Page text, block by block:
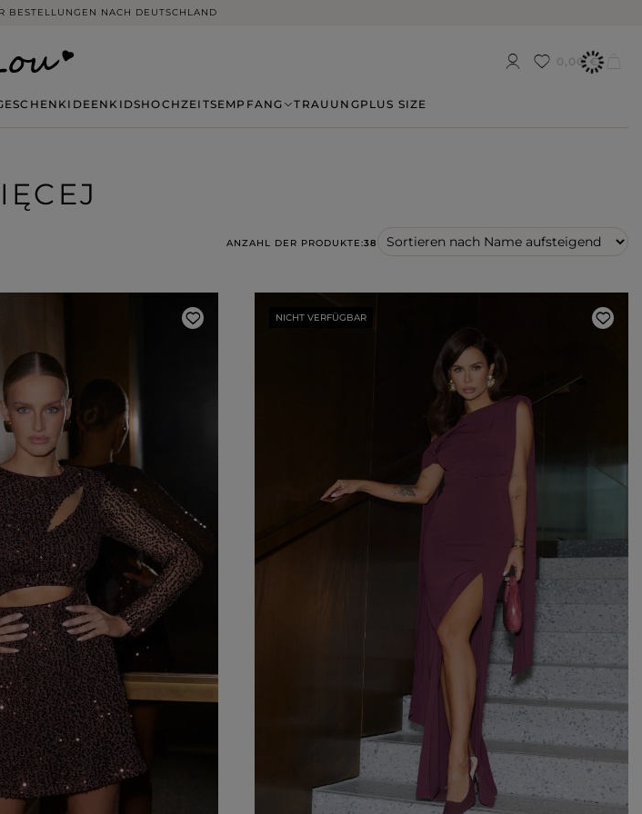
ANGABE VON GRÜNDEN
0,00 €
Ausschnitt
AM RÜCKEN
AMERIKANISCHER
QUADRAT
U-BOOT
V-AUSSCHNITT
KIDSHOCHZEITSEMPFANG TRAUUNGPLUS SIZE
ANZAHL DER PRODUKTE:38
NICHT VERFÜGBAR